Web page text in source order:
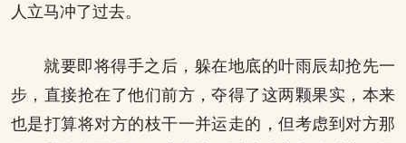
人立马冲了过去。
就要即将得手之后，躲在地底的叶雨辰却抢先一
步，直接抢在了他们前方，夺得了这两颗果实，本来
也是打算将对方的枝干一并运走的，但考虑到对方那